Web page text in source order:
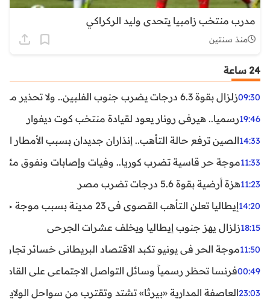
مدرب منتخب زامبيا يتحدى وليد الركراكي
منذ سنتين
24 ساعة
09:30زلزال بقوة 6.3 درجات يضرب جنوب الفلبين.. ولا تحذير من تسونامي حتى الآن
19:46رسميا.. هيرفي رونار يعود لقيادة منتخب كوت ديفوار
14:33الصين ترفع حالة التأهب.. إنذاران جديدان بسبب الأمطار
11:33موجة حر قاسية تضرب كوريا.. وفيات وإصابات ونفوق مئات
11:23هزة أرضية بقوة 5.6 درجات تضرب مصر
14:20إيطاليا تعلن التأهب القصوى في 23 مدينة بسبب موجة حر شديدة
18:15زلزال يهز جنوب إيطاليا ويخلف عشرات الجرحى
11:50موجة الحر في يونيو تكبد الاقتصاد البريطاني خسائر تجاوزت 1.5 مليار
00:49فرنسا تحظر رسمياً وسائل التواصل الاجتماعي على القاصرين
23:03العاصفة المدارية «بيرثا» تشتد وتقترب من سواحل